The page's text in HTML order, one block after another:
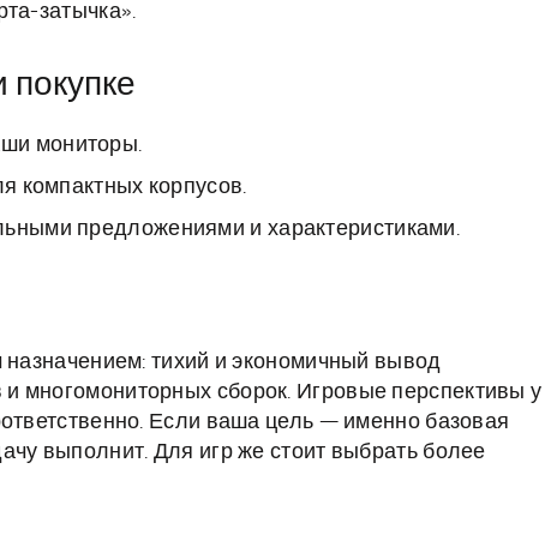
затычка».
покупке
мониторы.
компактных корпусов.
предложениями и характеристиками.
тихий и экономичный вывод
многомониторных сборок. Игровые перспективы у
Если ваша цель — именно базовая
выполнит. Для игр же стоит выбрать более